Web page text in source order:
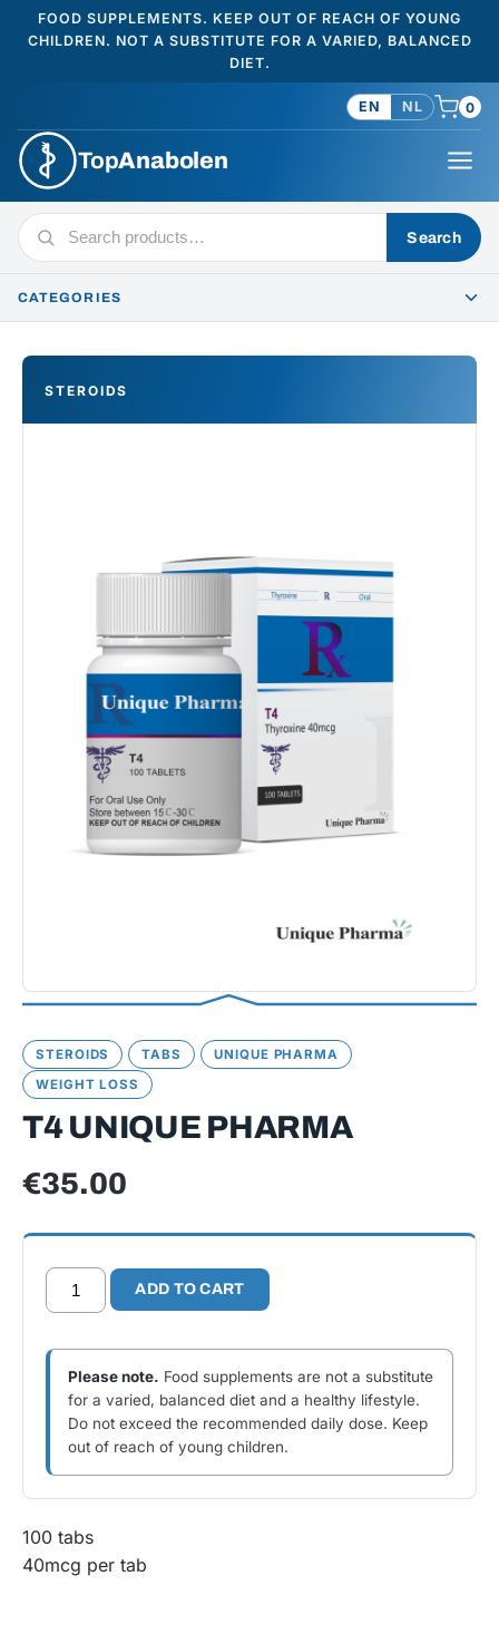
FOOD SUPPLEMENTS. KEEP OUT OF REACH OF YOUNG
CHILDREN. NOT A SUBSTITUTE FOR A VARIED, BALANCED
DIET.
TopAnabolen
EN NL 0
Search
products
Search
CATEGORIES
STEROIDS
STEROIDS TABS
UNIQUE PHARMA
WEIGHT LOSS
T4 UNIQUE PHARMA
€35.00
T4
Unique
quantity
ADD TO CART
Please note. Food supplements are not a substitute
for a varied, balanced diet and a healthy lifestyle.
Do not exceed the recommended daily dose. Keep
out of reach of young children.
100 tabs
40mcg per tab